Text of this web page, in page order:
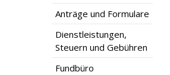
Anträge und Formulare
Dienstleistungen,
Steuern und Gebühren
Fundbüro